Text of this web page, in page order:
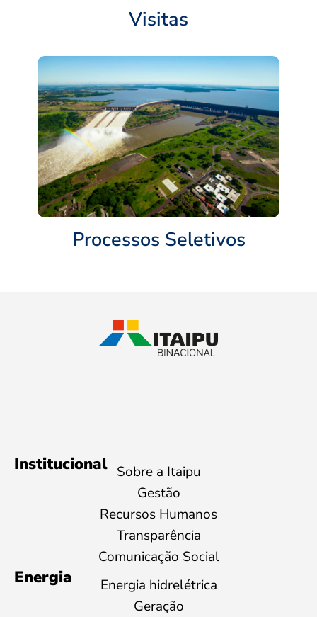
Visitas
Processos Seletivos
Institucional Sobre a Itaipu
Gestão
Recursos Humanos
Transparência
Comunicação Social
Energia
Energia hidrelétrica
Geração